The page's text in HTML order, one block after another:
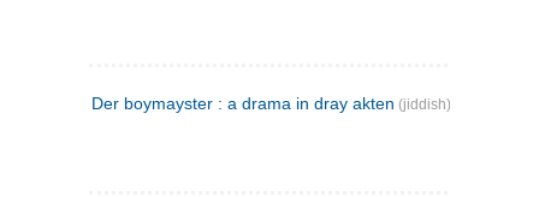
Der boymayster : a drama in dray akten (jiddish)